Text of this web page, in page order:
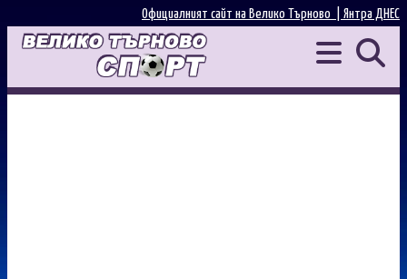
Янтра ДНЕС
Официалният сайт на Велико Търново |